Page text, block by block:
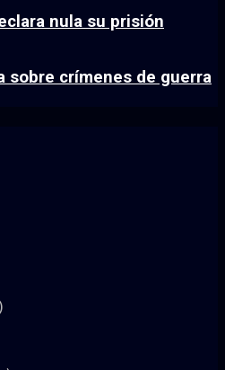
nula su prisión
sobre crímenes de guerra